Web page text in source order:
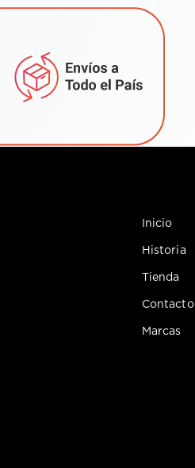
Inicio
Historia
Tienda
Contacto
Marcas